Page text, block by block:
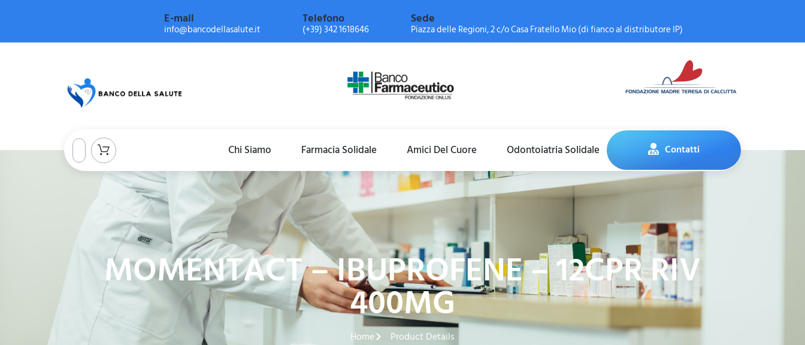
E-mail
info@bancodellasalute.it
Telefono
(+39) 342 1618646
Sede
Piazza delle Regioni, 2 c/o Casa Fratello Mio (di fianco al distributore IP)
Chi Siamo Farmacia Solidale Amici Del Cuore Odontoiatria Solidale Contatti
MOMENTACT – IBUPROFENE – 12CPR RIV
400MG
Home Product Details